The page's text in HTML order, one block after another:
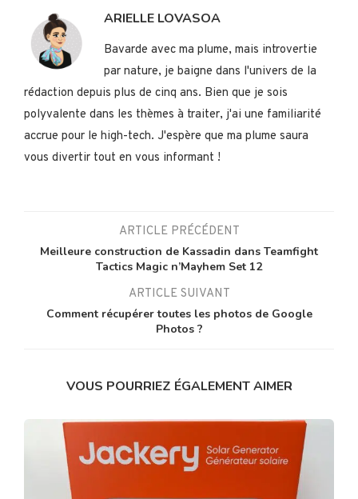
ARIELLE LOVASOA
Bavarde avec ma plume, mais introvertie
par nature, je baigne dans l'univers de la
rédaction depuis plus de cinq ans. Bien que je sois
polyvalente dans les thèmes à traiter, j'ai une familiarité
accrue pour le high-tech. J'espère que ma plume saura
vous divertir tout en vous informant !
ARTICLE PRÉCÉDENT
Meilleure construction de Kassadin dans Teamfight
Tactics Magic n’Mayhem Set 12
ARTICLE SUIVANT
Comment récupérer toutes les photos de Google
Photos ?
VOUS POURRIEZ ÉGALEMENT AIMER